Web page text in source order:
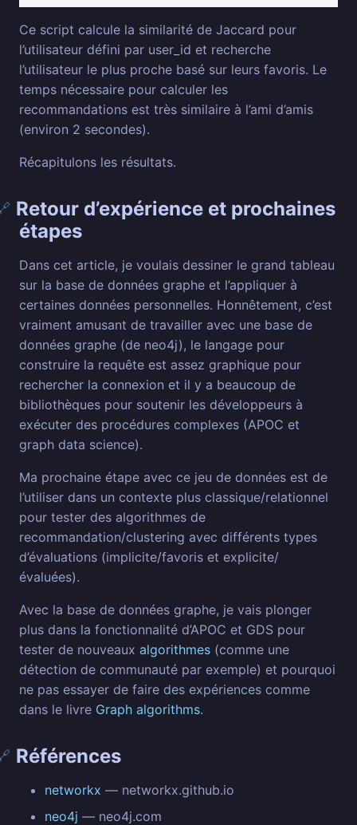
Ce script calcule la similarité de Jaccard pour
l’utilisateur défini par user_id et recherche
l’utilisateur le plus proche basé sur leurs favoris. Le
temps nécessaire pour calculer les
recommandations est très similaire à l’ami d’amis
(environ 2 secondes).
Récapitulons les résultats.
Retour d’expérience et prochaines
étapes
Dans cet article, je voulais dessiner le grand tableau
sur la base de données graphe et l’appliquer à
certaines données personnelles. Honnêtement, c’est
vraiment amusant de travailler avec une base de
données graphe (de neo4j), le langage pour
construire la requête est assez graphique pour
rechercher la connexion et il y a beaucoup de
bibliothèques pour soutenir les développeurs à
exécuter des procédures complexes (APOC et
graph data science).
Ma prochaine étape avec ce jeu de données est de
l’utiliser dans un contexte plus classique/relationnel
pour tester des algorithmes de
recommandation/clustering avec différents types
d’évaluations (implicite/favoris et explicite/
évaluées).
Avec la base de données graphe, je vais plonger
plus dans la fonctionnalité d’APOC et GDS pour
tester de nouveaux algorithmes (comme une
détection de communauté par exemple) et pourquoi
ne pas essayer de faire des expériences comme
dans le livre Graph algorithms.
Références
networkx — networkx.github.io
neo4j — neo4j.com